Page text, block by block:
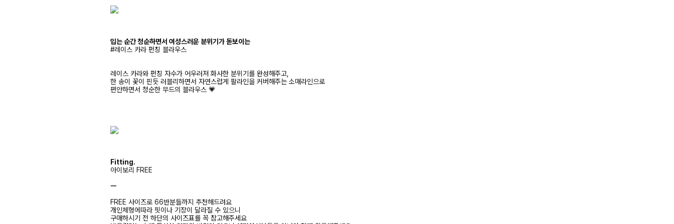
입는 순간 청순하면서 여성스러운 분위기가 돋보이는
#레이스 카라 펀칭 블라우스
레이스 카라와 펀칭 자수가 어우러져 화사한 분위기를 완성해주고,
한 송이 꽃이 핀듯 러블리하면서 자연스럽게 팔라인을 커버해주는 소매라인으로
편안하면서 청순한 무드의 블라우스 💗
Fitting.
아이보리 FREE
ㅡ
FREE 사이즈로 66반분들까지 추천해드려요
개인체형에따라 핏이나 기장이 달라질 수 있으니
구매하시기 전 하단의 사이즈표를 꼭 참고해주세요